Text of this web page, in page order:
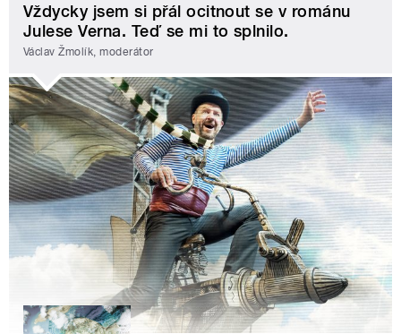
Vždycky jsem si přál ocitnout se v románu
Julese Verna. Teď se mi to splnilo.
Václav Žmolík, moderátor